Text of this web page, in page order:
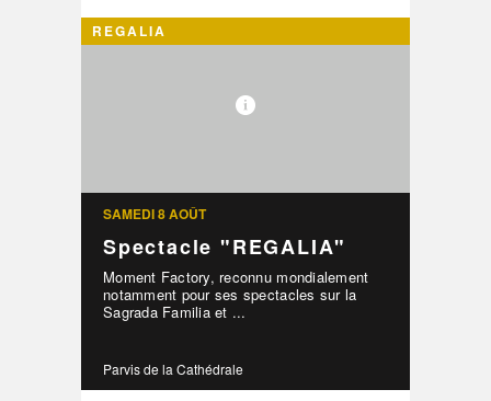
REGALIA
SAMEDI 8 AOÛT
Spectacle "REGALIA"
Moment Factory, reconnu mondialement
notamment pour ses spectacles sur la
Sagrada Familia et ...
Parvis de la Cathédrale